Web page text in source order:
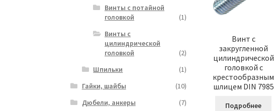
Винт с
закругленной
цилиндрической
головкой с
крестообразным
шлицем DIN 7985
Подробнее
Винты с потайной
головкой
(1)
Винты с
цилиндрической
головкой
(2)
Шпильки
(1)
Гайки, шайбы
(10)
Дюбели, анкеры
(7)